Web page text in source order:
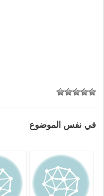
في نفس الموضوع